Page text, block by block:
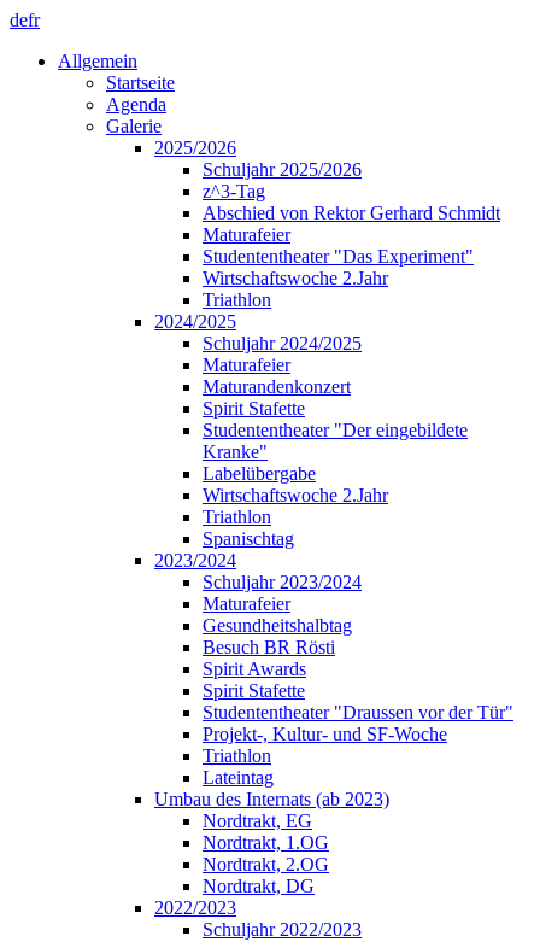
defr
Allgemein
Startseite
Agenda
Galerie
2025/2026
Schuljahr 2025/2026
z^3-Tag
Abschied von Rektor Gerhard Schmidt
Maturafeier
Studententheater "Das Experiment"
Wirtschaftswoche 2.Jahr
Triathlon
2024/2025
Schuljahr 2024/2025
Maturafeier
Maturandenkonzert
Spirit Stafette
Studententheater "Der eingebildete
Kranke"
Labelübergabe
Wirtschaftswoche 2.Jahr
Triathlon
Spanischtag
2023/2024
Schuljahr 2023/2024
Maturafeier
Gesundheitshalbtag
Besuch BR Rösti
Spirit Awards
Spirit Stafette
Studententheater "Draussen vor der Tür"
Projekt-, Kultur- und SF-Woche
Triathlon
Lateintag
Umbau des Internats (ab 2023)
Nordtrakt, EG
Nordtrakt, 1.OG
Nordtrakt, 2.OG
Nordtrakt, DG
2022/2023
Schuljahr 2022/2023